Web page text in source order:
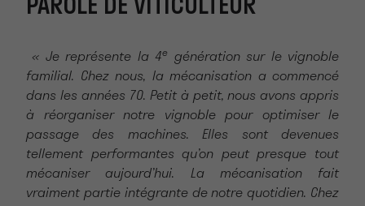
PAROLE DE VITICULTEUR
« Je représente la 4e
génération sur le vignoble
familial. Chez nous, la mécanisation a commencé
dans les années 70. Petit à petit, nous avons appris
à réorganiser notre vignoble pour optimiser le
passage des machines. Elles sont devenues
tellement performantes qu’on peut presque tout
mécaniser aujourd’hui. La mécanisation fait
vraiment partie intégrante de notre quotidien. Chez